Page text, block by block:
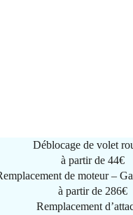
Déblocage de volet
à partir de 44€
de moteur –
à partir de 286€
Remplacement